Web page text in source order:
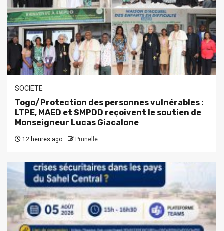
SOCIETE
Togo/Protection des personnes vulnérables :
LTPE, MAED et SMPDD reçoivent le soutien de
Monseigneur Lucas Giacalone
12 heures ago Prunelle